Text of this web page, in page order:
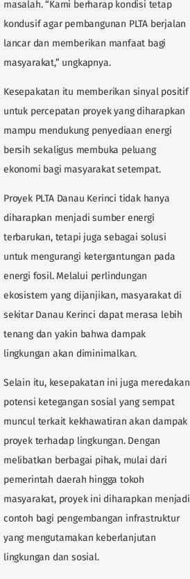
masalah. “Kami berharap kondisi tetap
kondusif agar pembangunan PLTA berjalan
lancar dan memberikan manfaat bagi
masyarakat,” ungkapnya.
Kesepakatan itu memberikan sinyal positif
untuk percepatan proyek yang diharapkan
mampu mendukung penyediaan energi
bersih sekaligus membuka peluang
ekonomi bagi masyarakat setempat.
Proyek PLTA Danau Kerinci tidak hanya
diharapkan menjadi sumber energi
terbarukan, tetapi juga sebagai solusi
untuk mengurangi ketergantungan pada
energi fosil. Melalui perlindungan
ekosistem yang dijanjikan, masyarakat di
sekitar Danau Kerinci dapat merasa lebih
tenang dan yakin bahwa dampak
lingkungan akan diminimalkan.
Selain itu, kesepakatan ini juga meredakan
potensi ketegangan sosial yang sempat
muncul terkait kekhawatiran akan dampak
proyek terhadap lingkungan. Dengan
melibatkan berbagai pihak, mulai dari
pemerintah daerah hingga tokoh
masyarakat, proyek ini diharapkan menjadi
contoh bagi pengembangan infrastruktur
yang mengutamakan keberlanjutan
lingkungan dan sosial.